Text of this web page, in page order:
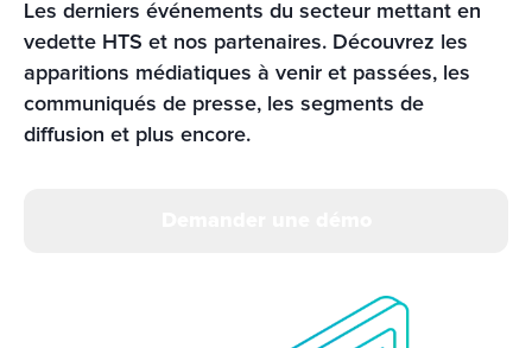
Les derniers événements du secteur mettant en
vedette HTS et nos partenaires. Découvrez les
apparitions médiatiques à venir et passées, les
communiqués de presse, les segments de
diffusion et plus encore.